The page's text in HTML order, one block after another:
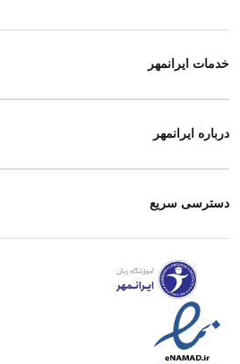
خدمات ایرانمهر
درباره ایرانمهر
دسترسی سریع